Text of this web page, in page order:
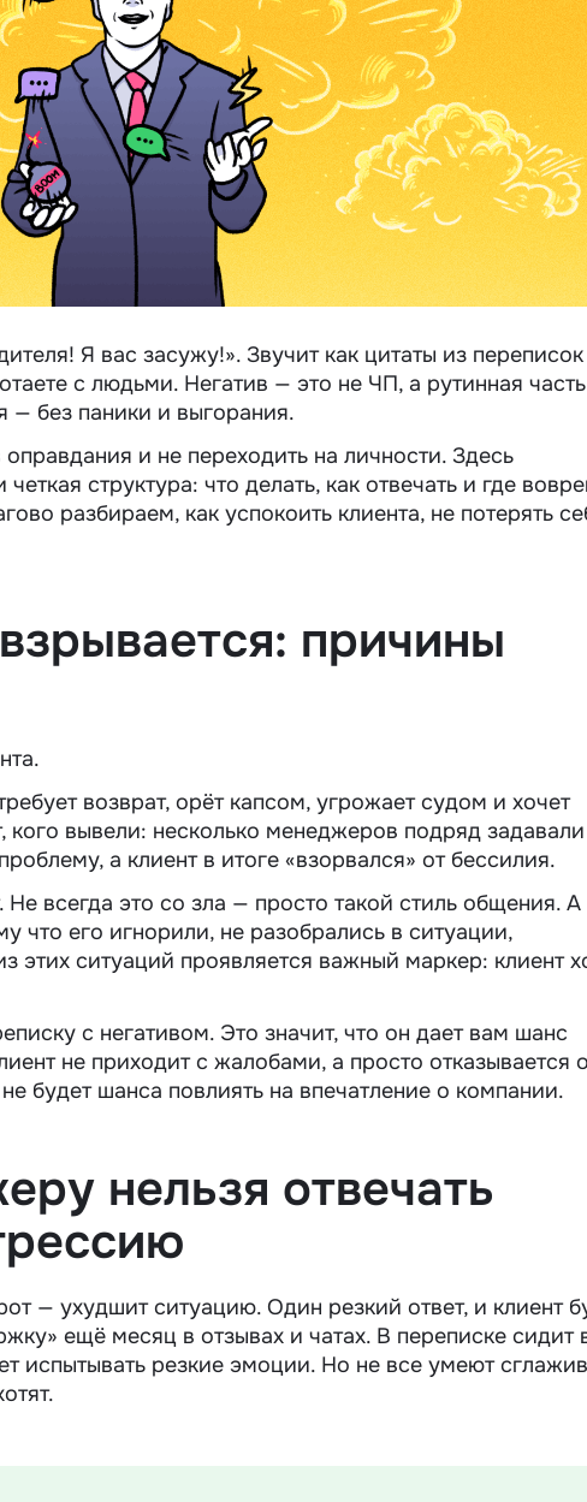
Я вас засужу!». Звучит как цитаты из
с людьми. Негатив — это не ЧП, а рутинная часть
— без паники и выгорания.
и не переходить на личности. Здесь
структура: что делать, как отвечать и где
разбираем, как успокоить клиента, не потерять
причины
возврат, орёт капсом, угрожает судом и хочет
кого вывели: несколько менеджеров подряд задавали
а клиент в итоге «взорвался» от бессилия.
Не всегда это со зла — просто такой стиль общения. А
что его игнорили, не разобрались в ситуации,
этих ситуаций проявляется важный маркер: клиент
с негативом. Это значит, что он дает вам шанс
не приходит с жалобами, а просто отказывается
будет шанса повлиять на впечатление о компании.
нельзя отвечать
— ухудшит ситуацию. Один резкий ответ, и клиент
ещё месяц в отзывах и чатах. В переписке сидит
испытывать резкие эмоции. Но не все умеют